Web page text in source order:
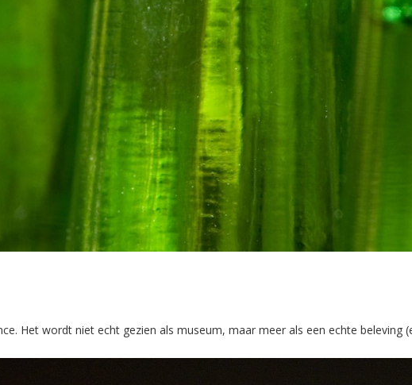
Het wordt niet echt gezien als museum, maar meer als een echte beleving